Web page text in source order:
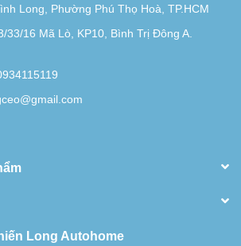
Long, Phường Phú Thọ Hoà, TP.HCM
33/16 Mã Lò, KP10, Bình Trị Đông A.
Long Autohome